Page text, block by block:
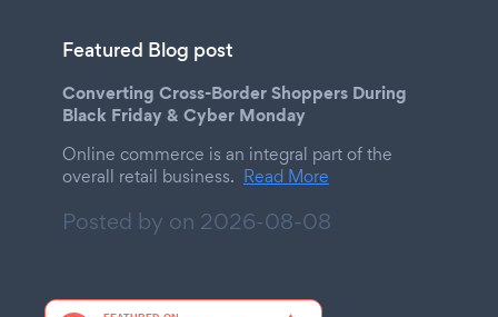
Featured Blog post
Converting Cross-Border Shoppers During
Black Friday & Cyber Monday
Online commerce is an integral part of the
overall retail business. Read More
Posted by on 2026-08-08